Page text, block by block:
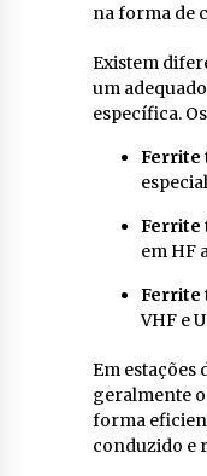
na forma de
Existem
um
específica.
Ferrite
Ferrite
em HF
Ferrite
VHF e
Em estações
geralmente o
forma
conduzido e